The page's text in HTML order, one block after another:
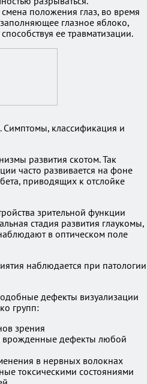
положения глаз, во время
глазное яблоко,
ее травматизации.
Симптомы, классификация и
развития скотом. Так
часто развивается на фоне
приводящих к отслойке
зрительной функции
стадия развития глаукомы,
в оптическом поле
наблюдается при патологии
дефекты визуализации
групп:
зрения
врожденные дефекты любой
в нервных волокнах
токсическими состояниями